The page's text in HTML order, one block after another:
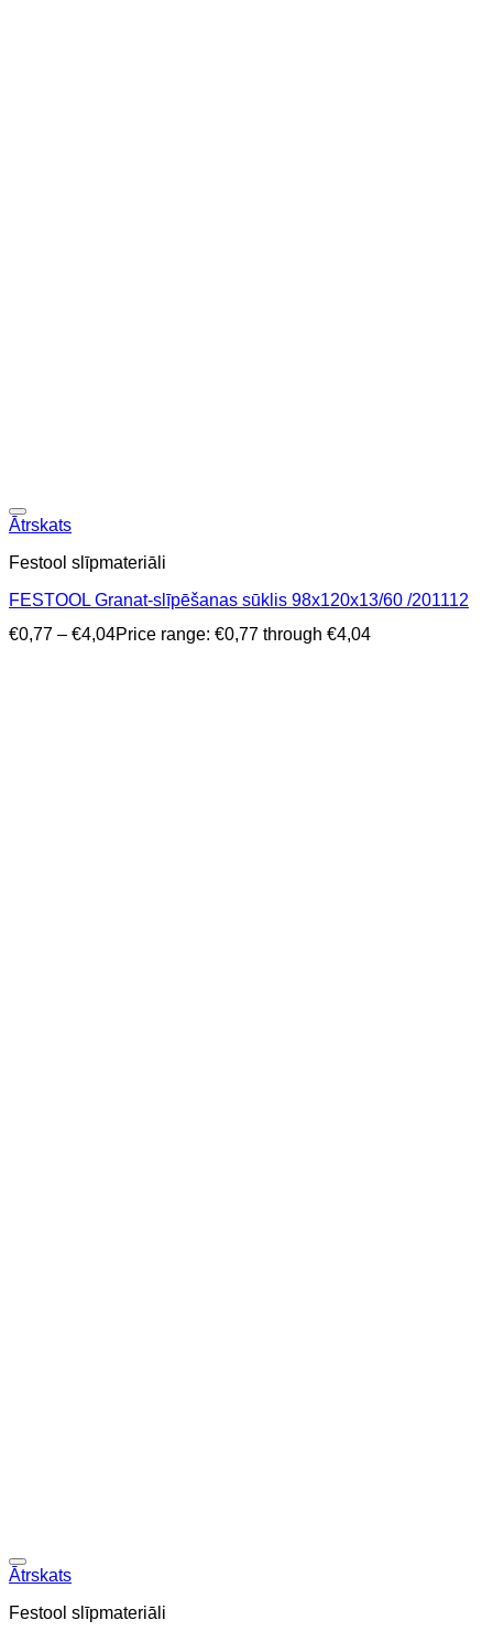
Ātrskats
Festool slīpmateriāli
FESTOOL Granat-slīpēšanas sūklis 98x120x13/60 /201112
€0,77 – €4,04Price range: €0,77 through €4,04
Ātrskats
Festool slīpmateriāli